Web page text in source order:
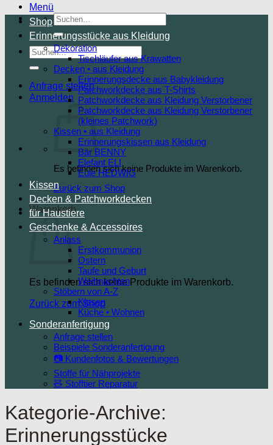
Menü
Suchen
nach:
Suchen
nach:
Anfrage stellen
Anmelden
Es befinden sich keine Produkte im Warenkorb.
Zurück zum Shop
Warenkorb
Es befinden sich keine Produkte im Warenkorb.
Zurück zum Shop
Shop
Erinnerungsstücke aus Kleidung
Dekoration
Tischläufer aus Krawatten
Decken • aus Kleidung
Erinnerungsdecke aus Babykleidung
Patchworkdecke aus T-Shirts
Patchworkdecke aus Kleidung Verstorbener
Patchworkdecke aus Kleidung Verstorbener
(kleines Patchwork)
Kissen • aus Kleidung
Erinnerungskissen aus Kleidung
Bär BENNY
Elefant ELI
Eule HEDWIG
Kissen
Decken & Patchworkdecken
für Haustiere
Geschenke & Accessoires
Anlass
Erstkommunion
Ostern
Taufe und Geburt
Weihnachten
Stöbern von A-Z
Kissen
Küche • Wohnen
Sonderanfertigung
Anfrage stellen
Beispiele Sonderanfertigung
📷 Kundenfotos & Bewertungen
Stoffe für Nähprojekte
🧸 Stofftier Reparatur
Kategorie-Archive:
Erinnerungsstücke